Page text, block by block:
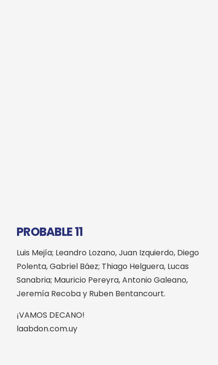
PROBABLE 11
Luis Mejía; Leandro Lozano, Juan Izquierdo, Diego
Polenta, Gabriel Báez; Thiago Helguera, Lucas
Sanabria; Mauricio Pereyra, Antonio Galeano,
Jeremía Recoba y Ruben Bentancourt.
¡VAMOS DECANO!
laabdon.com.uy